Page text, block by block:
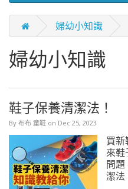
婦幼小知識
婦幼小知識
鞋子保養清潔法！
By 布布 童鞋 on Dec 25, 2023
買新
來
問
潔法